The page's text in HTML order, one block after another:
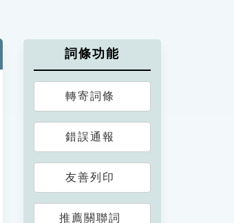
詞條功能
轉寄詞條
錯誤通報
友善列印
推薦關聯詞